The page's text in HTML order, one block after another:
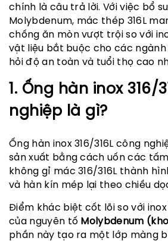
chính là câu trả lời. Với việc bổ
Molybdenum, mác thép 316L
chống ăn mòn vượt trội so với
vật liệu bắt buộc cho các
hỏi độ an toàn và tuổi thọ cao
1. Ống hàn inox 316/
nghiệp là gì?
Ống hàn inox 316/316L công
sản xuất bằng cách uốn các
không gỉ mác 316/316L thành
và hàn kín mép lại theo chiều
Điểm khác biệt cốt lõi so với
của nguyên tố Molybdenum
phần này tạo ra một lớp màng